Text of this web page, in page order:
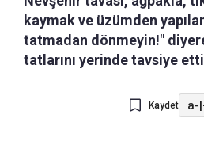
kaymak ve üzümden
tatmadan dönmeyin!"
tatlarını yerinde tavsiye
Kaydet a-|